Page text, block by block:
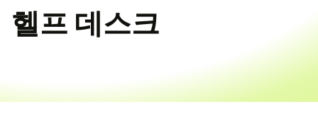
헬프 데스크